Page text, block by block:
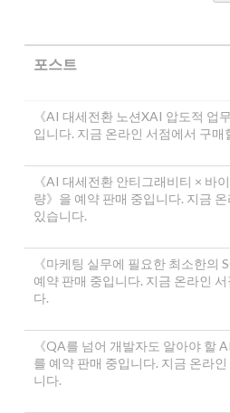
포스트
《AI 대세전환 노션XAI 압도적 업
입니다. 지금 온라인 서점에서 구매
《AI 대세전환 안티그래비티 × 바
량》을 예약 판매 중입니다. 지금
있습니다.
《마케팅 실무에 필요한 최소한의
예약 판매 중입니다. 지금 온라인
다.
《QA를 넘어 개발자도 알아야 할
를 예약 판매 중입니다. 지금 온라
니다.